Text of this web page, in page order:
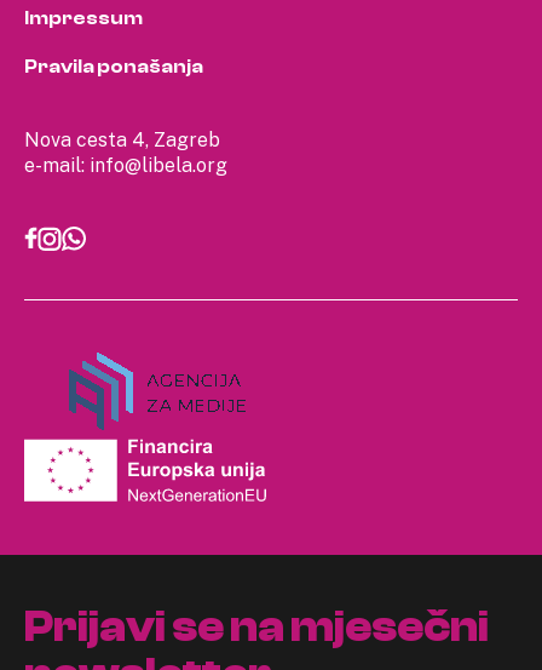
Nova cesta 4, Zagreb
e-mail: info@libela.org
Impressum
Pravila ponašanja
Prijavi se na mjesečni